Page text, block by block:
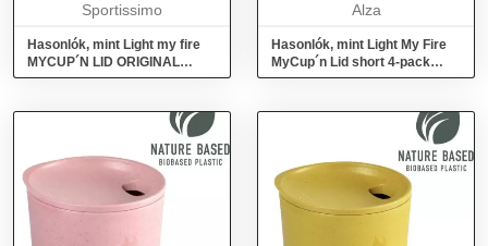
Sportissimo
Hasonlók, mint Light my fire
MYCUP´N LID ORIGINAL
Bögre, kék, méret
Alza
Hasonlók, mint Light My Fire
MyCup´n Lid short 4-pack
nature